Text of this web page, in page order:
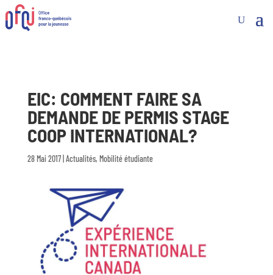
EIC: COMMENT FAIRE SA
DEMANDE DE PERMIS STAGE
COOP INTERNATIONAL?
28 Mai 2017| Actualités, Mobilité étudiante